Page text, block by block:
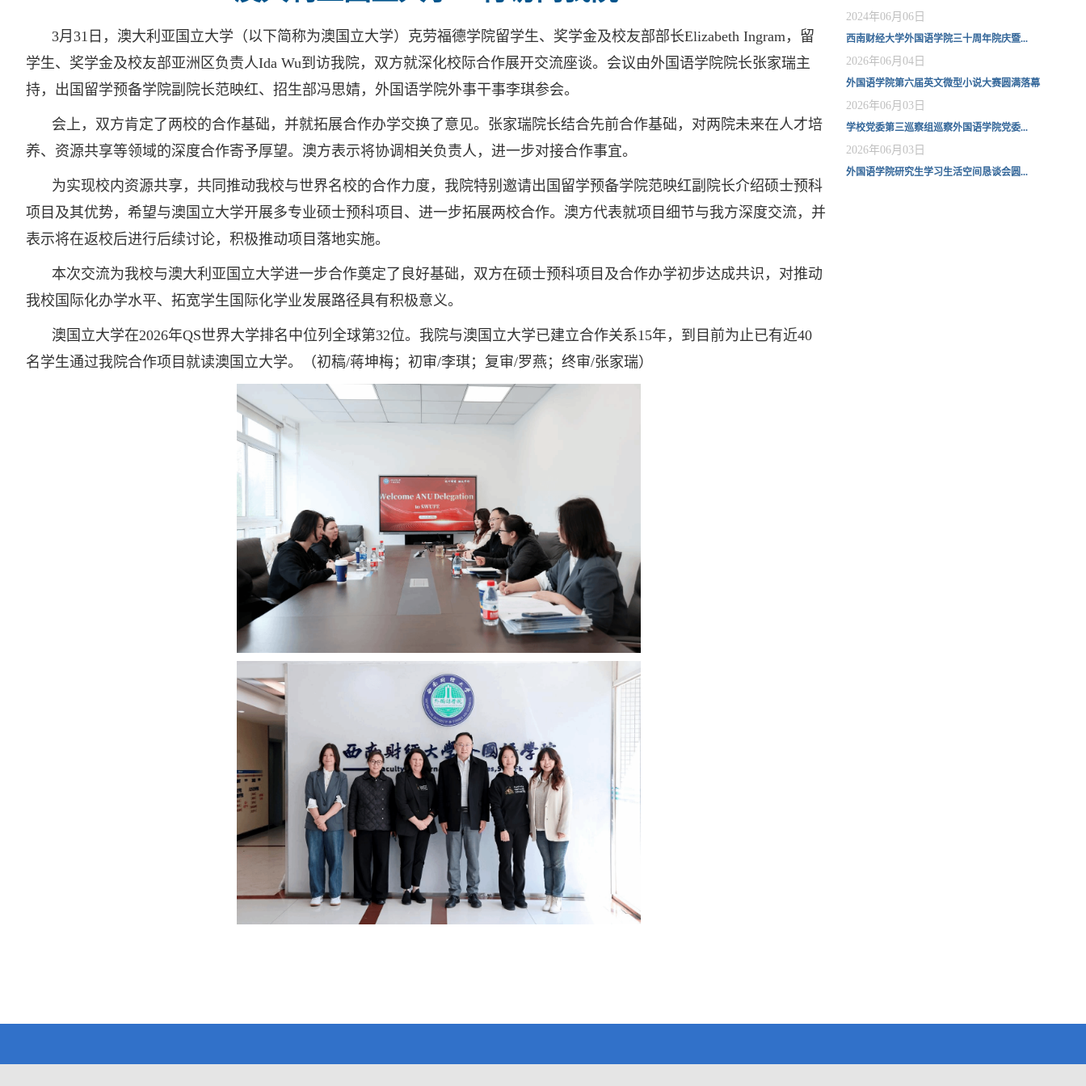
3月31日，澳大利亚国立大学（以下简称为澳国立大学）克劳福德学院留学生、奖学金及校友部部长Elizabeth Ingram，留
学生、奖学金及校友部亚洲区负责人Ida Wu到访我院，双方就深化校际合作展开交流座谈。会议由外国语学院院长张家瑞主
持，出国留学预备学院副院长范映红、招生部冯思婧，外国语学院外事干事李琪参会。
会上，双方肯定了两校的合作基础，并就拓展合作办学交换了意见。张家瑞院长结合先前合作基础，对两院未来在人才培
养、资源共享等领域的深度合作寄予厚望。澳方表示将协调相关负责人，进一步对接合作事宜。
为实现校内资源共享，共同推动我校与世界名校的合作力度，我院特别邀请出国留学预备学院范映红副院长介绍硕士预科
项目及其优势，希望与澳国立大学开展多专业硕士预科项目、进一步拓展两校合作。澳方代表就项目细节与我方深度交流，并
表示将在返校后进行后续讨论，积极推动项目落地实施。
本次交流为我校与澳大利亚国立大学进一步合作奠定了良好基础，双方在硕士预科项目及合作办学初步达成共识，对推动
我校国际化办学水平、拓宽学生国际化学业发展路径具有积极意义。
澳国立大学在2026年QS世界大学排名中位列全球第32位。我院与澳国立大学已建立合作关系15年，到目前为止已有近40
名学生通过我院合作项目就读澳国立大学。（初稿/蒋坤梅；初审/李琪；复审/罗燕；终审/张家瑞）
2024年06月06日
西南财经大学外国语学院三十周年院庆暨...
2026年06月04日
外国语学院第六届英文微型小说大赛圆满落幕
2026年06月03日
学校党委第三巡察组巡察外国语学院党委...
2026年06月03日
外国语学院研究生学习生活空间恳谈会圆...